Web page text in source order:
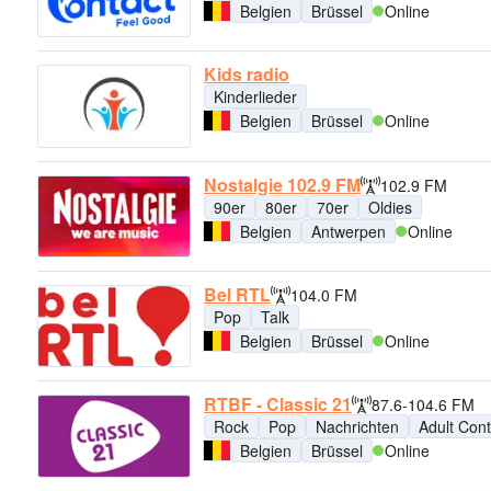
Belgien
Brüssel Online
Kids radio
Kinderlieder
Belgien
Brüssel Online
Nostalgie 102.9 FM
102.9 FM
90er
80er 70er
Oldies
Belgien
Antwerpen Online
Bel RTL
104.0 FM
Pop
Talk
Belgien
Brüssel Online
RTBF - Classic 21
87.6-104.6 FM
Rock
Pop Nachrichten
Adult
Belgien
Brüssel Online